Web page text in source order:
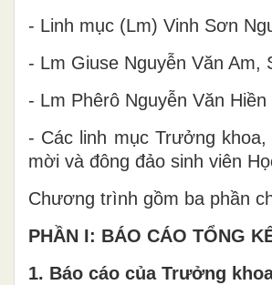
-­­ Linh mục (Lm) Vinh Sơn
-­­ Lm Giuse Nguyễn Văn Am,
-­­ Lm Phêrô Nguyễn Văn
-­­ Các linh mục Trưởng
mời và đông đảo sinh viên
Chương trình gồm ba phần
PHẦN I: BÁO CÁO TỔNG
1. Báo cáo của Trưởng